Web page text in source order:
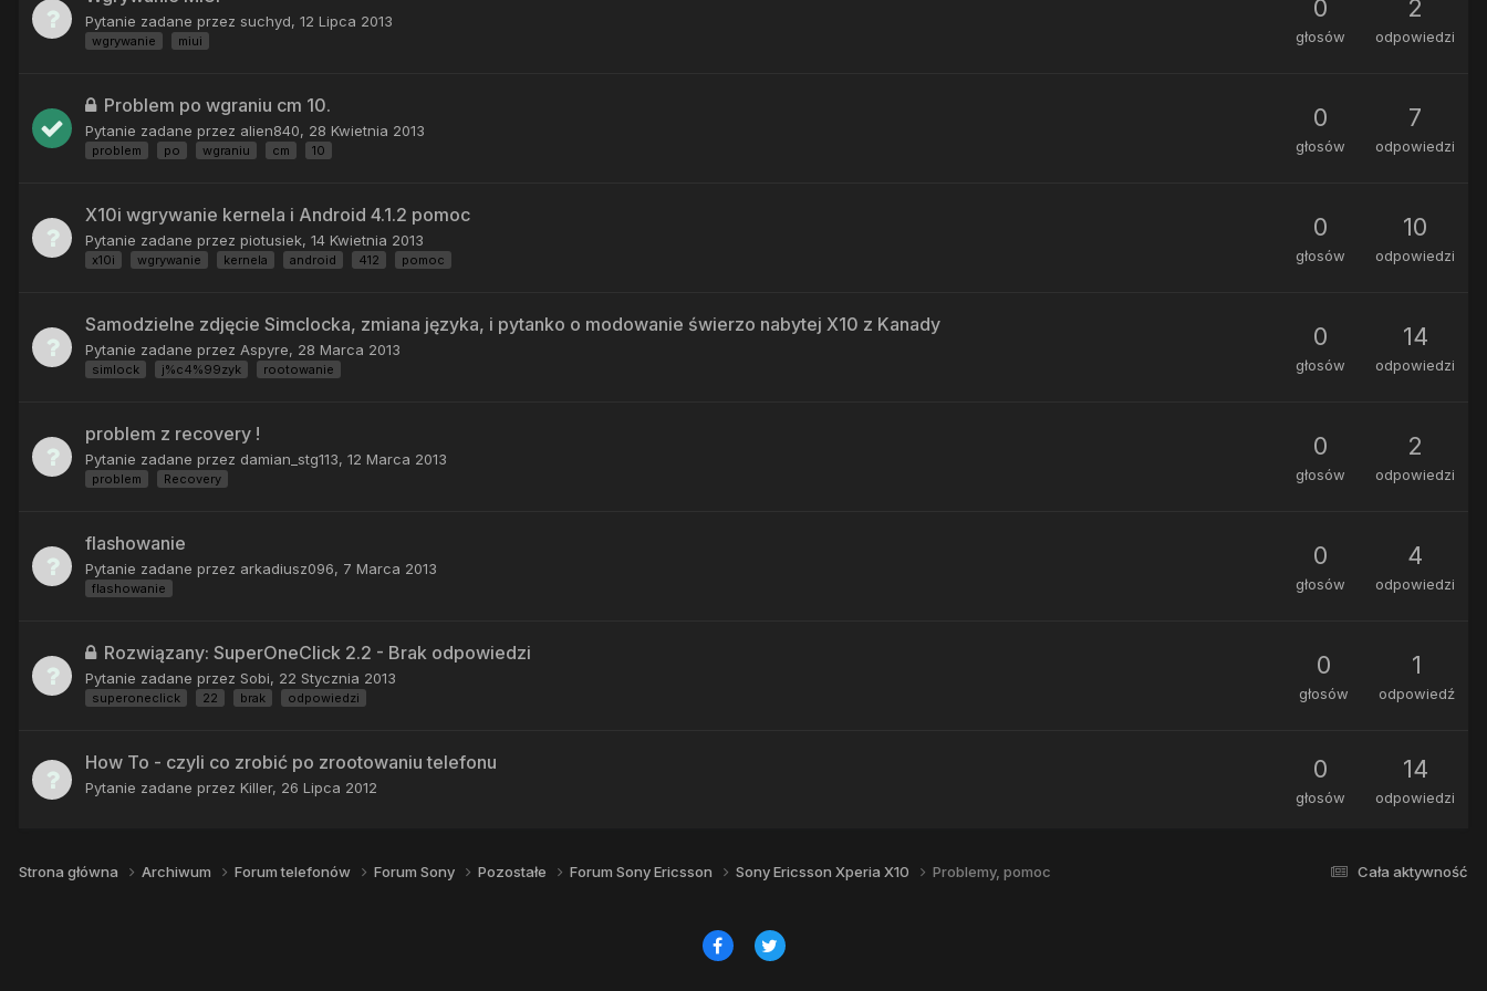
Pytanie zadane przez suchyd, 12 Lipca 2013
wgrywanie miui
0
głosów
2
odpowiedzi
Problem po wgraniu cm 10.
Pytanie zadane przez alien840, 28 Kwietnia 2013
problem po wgraniu cm 10
0
głosów
7
odpowiedzi
X10i wgrywanie kernela i Android 4.1.2 pomoc
Pytanie zadane przez piotusiek, 14 Kwietnia 2013
x10i wgrywanie kernela android 412 pomoc
0
głosów
10
odpowiedzi
Samodzielne zdjęcie Simclocka, zmiana języka, i pytanko o modowanie świerzo nabytej X10 z Kanady
Pytanie zadane przez Aspyre, 28 Marca 2013
simlock j%c4%99zyk rootowanie
0
głosów
14
odpowiedzi
problem z recovery !
Pytanie zadane przez damian_stg113, 12 Marca 2013
problem Recovery
0
głosów
2
odpowiedzi
flashowanie
Pytanie zadane przez arkadiusz096, 7 Marca 2013
flashowanie
0
głosów
4
odpowiedzi
Rozwiązany: SuperOneClick 2.2 - Brak odpowiedzi
Pytanie zadane przez Sobi, 22 Stycznia 2013
superoneclick 22 brak odpowiedzi
0
głosów
1
odpowiedź
How To - czyli co zrobić po zrootowaniu telefonu
Pytanie zadane przez Killer, 26 Lipca 2012
0
głosów
14
odpowiedzi
Cała aktywność
Strona główna Archiwum Forum telefonów Forum Sony Pozostałe Forum Sony Ericsson Sony Ericsson Xperia X10 Problemy, pomoc